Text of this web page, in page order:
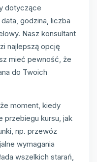
dotyczące
godzina, liczba
Nasz konsultant
najlepszą opcję
mieć pewność, że
do Twoich
moment, kiedy
przebiegu kursu, jak
np. przewóz
wymagania
wszelkich starań,